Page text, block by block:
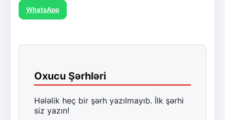
WhatsApp
Oxucu Şərhləri
Hələlik heç bir şərh yazılmayıb. İlk şərhi
siz yazın!